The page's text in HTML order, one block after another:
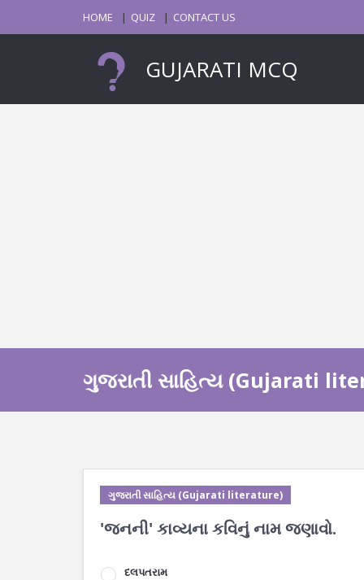
HOME QUIZ CONTACT US
GUJARATI MCQ
ગુજરાતી સાહિત્ય (Gujarati
ગુજરાતી સાહિત્ય (Gujarati literature)
'જનની' કાવ્યના કવિનું નામ જણાવો.
દલપતરામ